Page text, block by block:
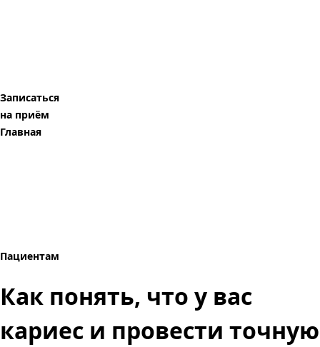
Записаться
на приём
Главная
Пациентам
Как понять, что у вас
кариес и провести точную